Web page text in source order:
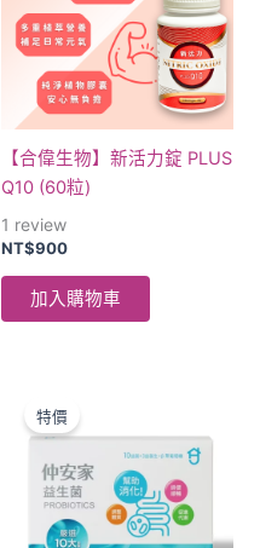
【合偉生物】新活力錠 PLUS
Q10 (60粒)
1 review
NT$900
加入購物車
特價
NT$1,890。NT$1,000。